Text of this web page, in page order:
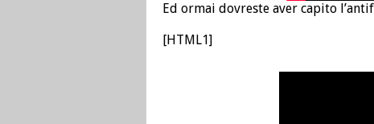
Ed ormai dovreste aver capito
[HTML1]